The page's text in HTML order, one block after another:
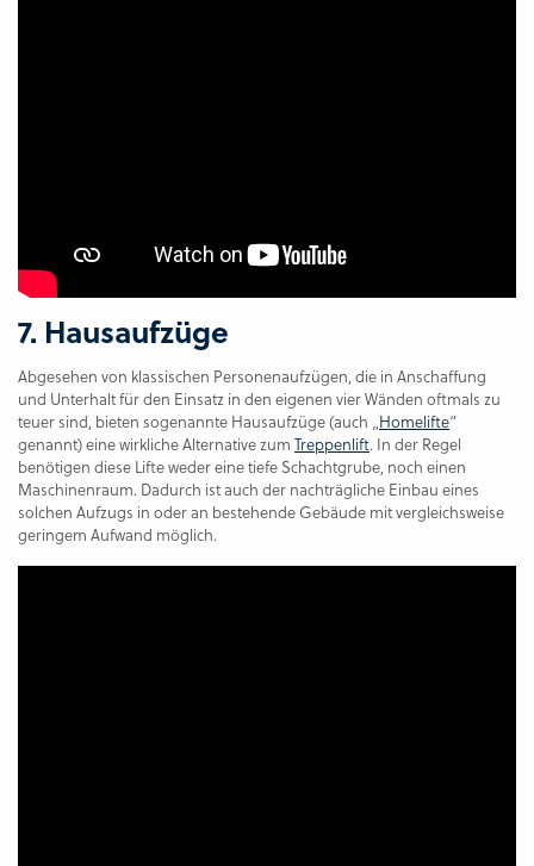
7. Hausaufzüge
Abgesehen von klassischen Personenaufzügen, die in Anschaffung
und Unterhalt für den Einsatz in den eigenen vier Wänden oftmals zu
teuer sind, bieten sogenannte Hausaufzüge (auch „Homelifte“
genannt) eine wirkliche Alternative zum Treppenlift. In der Regel
benötigen diese Lifte weder eine tiefe Schachtgrube, noch einen
Maschinenraum. Dadurch ist auch der nachträgliche Einbau eines
solchen Aufzugs in oder an bestehende Gebäude mit vergleichsweise
geringem Aufwand möglich.